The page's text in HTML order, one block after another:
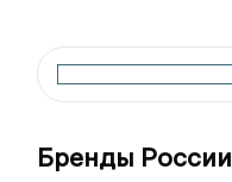
Бренды России